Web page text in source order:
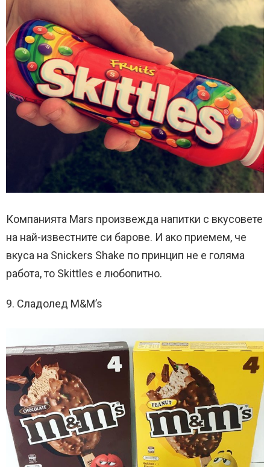
Компанията Mars произвежда напитки с вкусовете
на най-известните си барове. И ако приемем, че
вкуса на Snickers Shake по принцип не е голяма
работа, то Skittles е любопитно.
9. Сладолед M&M’s